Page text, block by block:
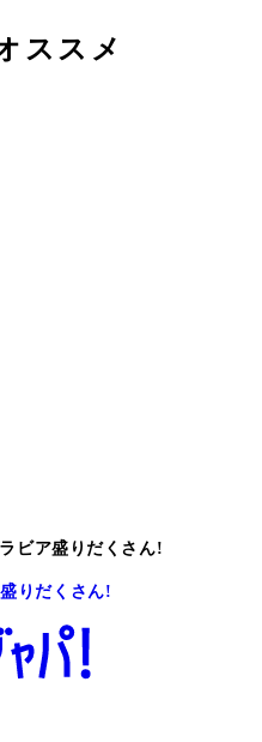
ススメ
ビア盛りだくさん!
りだくさん!